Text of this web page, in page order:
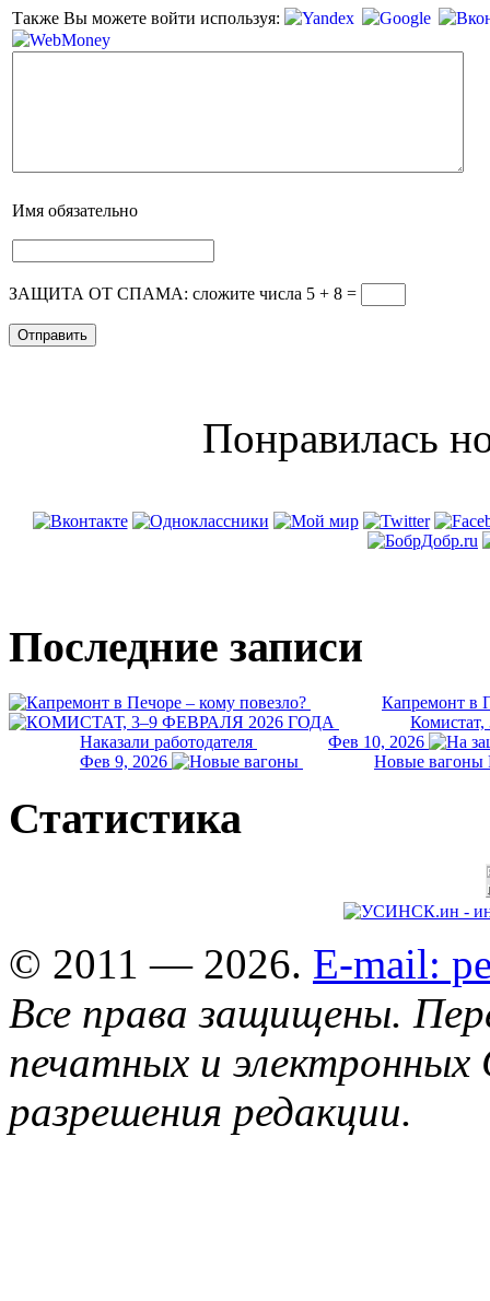
Также Вы можете войти используя:
Имя обязательно
ЗАЩИТА ОТ СПАМА: сложите числа 5 + 8 =
Понравилась
Последние записи
Капремонт в
Комистат,
Наказали работодателя
Фев 10, 2026
Фев 9, 2026
Новые вагоны
Статистика
© 2011 — 2026. E-mail:
Все права защищены.
печатных и
разрешения редакции.